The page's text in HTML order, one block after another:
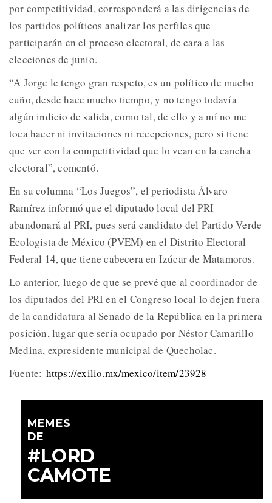
por competitividad, corresponderá a las dirigencias de
los partidos políticos analizar los perfiles que
participarán en el proceso electoral, de cara a las
elecciones de junio.
“A Jorge le tengo gran respeto, es un político de mucho
cuño, desde hace mucho tiempo, y no tengo todavía
algún indicio de salida, como tal, de ello y a mí no me
toca hacer ni invitaciones ni recepciones, pero si tiene
que ver con la competitividad que lo vean en la cancha
electoral”, comentó.
En su columna “Los Juegos”, el periodista Álvaro
Ramírez informó que el diputado local del PRI
abandonará al PRI, pues será candidato del Partido Verde
Ecologista de México (PVEM) en el Distrito Electoral
Federal 14, que tiene cabecera en Izúcar de Matamoros.
Lo anterior, luego de que se prevé que al coordinador de
los diputados del PRI en el Congreso local lo dejen fuera
de la candidatura al Senado de la República en la primera
posición, lugar que sería ocupado por Néstor Camarillo
Medina, expresidente municipal de Quecholac.
Fuente: https://exilio.mx/mexico/item/23928
MEMES
DE
#LORD
CAMOTE